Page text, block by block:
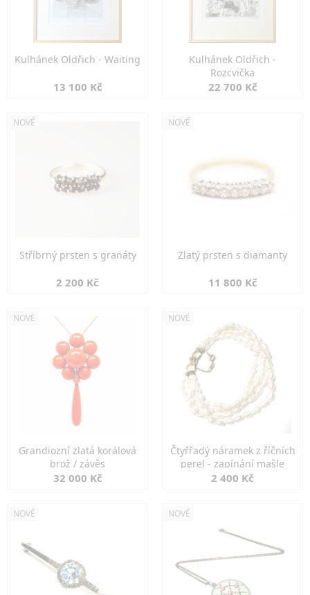
Kulhánek Oldřich - Waiting
13 100 Kč
Kulhánek Oldřich -
Rozcvička
22 700 Kč
NOVÉ
Stříbrný prsten s granáty
2 200 Kč
NOVÉ
Zlatý prsten s diamanty
11 800 Kč
NOVÉ
Grandiozní zlatá korálová
brož / závěs
32 000 Kč
NOVÉ
Čtyřřadý náramek z říčních
perel - zapínání mašle
2 400 Kč
NOVÉ NOVÉ